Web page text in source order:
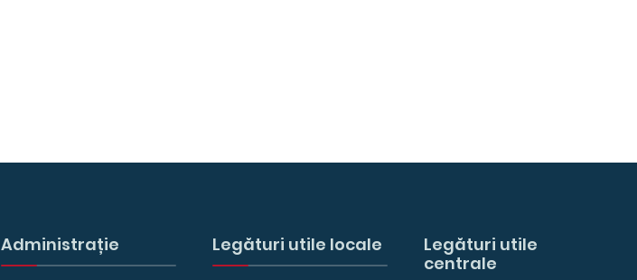
Administrație Legături utile locale
Legături utile
centrale